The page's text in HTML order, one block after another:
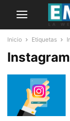
Inicio Etiquetas
Instagram